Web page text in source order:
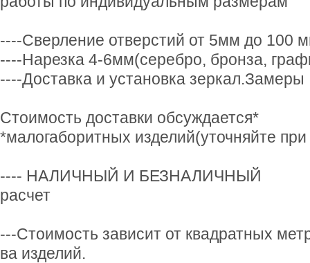
----Сверление отверстий от 5мм до 100
----Нарезка 4-6мм(серебро, бронза,
----Доставка и установка зеркал.Замеры
Стоимость доставки обсуждается*
*малогаборитных изделий(уточняйте при
---- НАЛИЧНЫЙ И БЕЗНАЛИЧНЫЙ
расчет
---Стоимость зависит от квадратных
ва изделий.